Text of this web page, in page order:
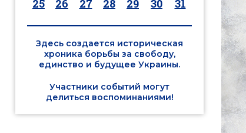
25
26 27 28 29 30 31
Здесь создается историческая
хроника борьбы за свободу,
единство и будущее Украины.
Участники событий могут
делиться воспоминаниями!